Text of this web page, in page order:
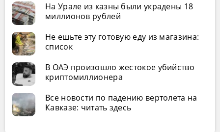
На Урале из казны были украдены 18
миллионов рублей
Не ешьте эту готовую еду из магазина:
список
В ОАЭ произошло жестокое убийство
криптомиллионера
Все новости по падению вертолета на
Кавказе: читать здесь